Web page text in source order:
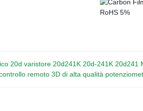
20d varistore 20d241K 20d-241K 20d241
remoto 3D di alta qualità